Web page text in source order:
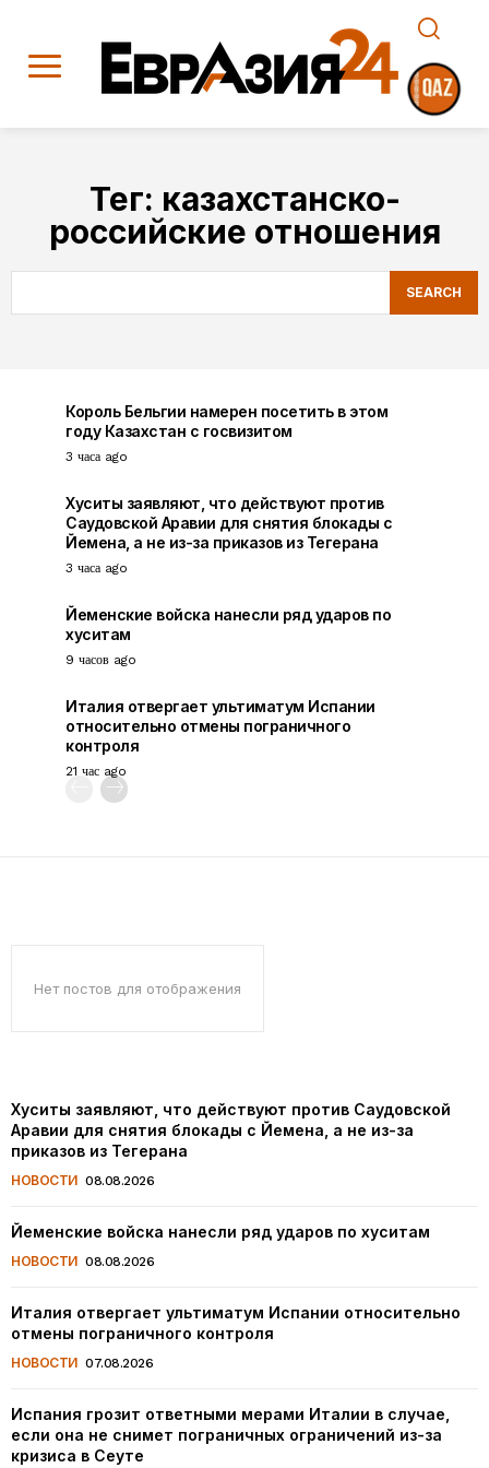
Тег: казахстанско-
российские отношения
SEARCH
Король Бельгии намерен посетить в этом
году Казахстан с госвизитом
3 часа ago
Хуситы заявляют, что действуют против
Саудовской Аравии для снятия блокады с
Йемена, а не из-за приказов из Тегерана
3 часа ago
Йеменские войска нанесли ряд ударов по
хуситам
9 часов ago
Италия отвергает ультиматум Испании
относительно отмены пограничного
контроля
21 час ago
Нет постов для отображения
Хуситы заявляют, что действуют против Саудовской
Аравии для снятия блокады с Йемена, а не из-за
приказов из Тегерана
НОВОСТИ 08.08.2026
Йеменские войска нанесли ряд ударов по хуситам
НОВОСТИ 08.08.2026
Италия отвергает ультиматум Испании относительно
отмены пограничного контроля
НОВОСТИ 07.08.2026
Испания грозит ответными мерами Италии в случае,
если она не снимет пограничных ограничений из-за
кризиса в Сеуте